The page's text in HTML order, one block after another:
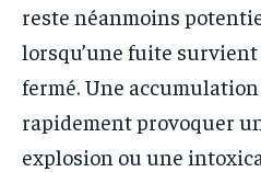
reste néanmoins
lorsqu’une fuite survient
fermé. Une
rapidement provoquer
explosion ou une